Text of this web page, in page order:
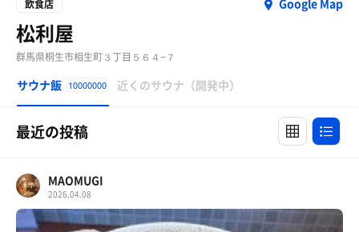
飲食店 Google Map
松利屋
群馬県桐生市相生町３丁目５６４−７
サウナ飯 10000000 近くのサウナ（開発中）
最近の投稿
MAOMUGI
2026.04.08